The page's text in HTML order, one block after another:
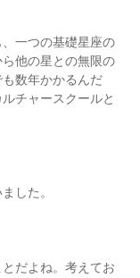
、一つの基礎星座の
他の星との無限の
数年かかるんだ
チャースクールと
した。
だよね。考えてお